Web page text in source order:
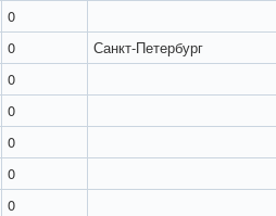
0
0
Санкт-Петербург
0
0
0
0
0